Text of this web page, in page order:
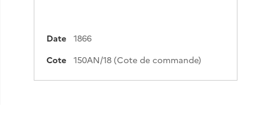
Date
1866
Cote
150AN/18 (Cote de commande)